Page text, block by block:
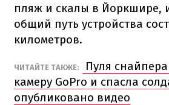
пляж и скалы в Йоркшире,
общий путь устройства
километров.
ЧИТАЙТЕ ТАКЖЕ:
Пуля
камеру GoPro и спасла
опубликовано видео